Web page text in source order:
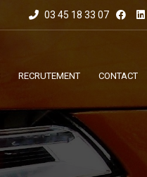
03 45 18 33 07
RECRUTEMENT CONTACT